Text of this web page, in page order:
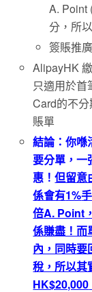
A. Point
分，所
簽賬推
AlipayHK
只適用於
Card的不
賬單
結論：你喺
要分單，一
惠！但留意
係會有1%
倍A. Point
係賺盡！而
內，同時要
稅，所以其
HK$20,000